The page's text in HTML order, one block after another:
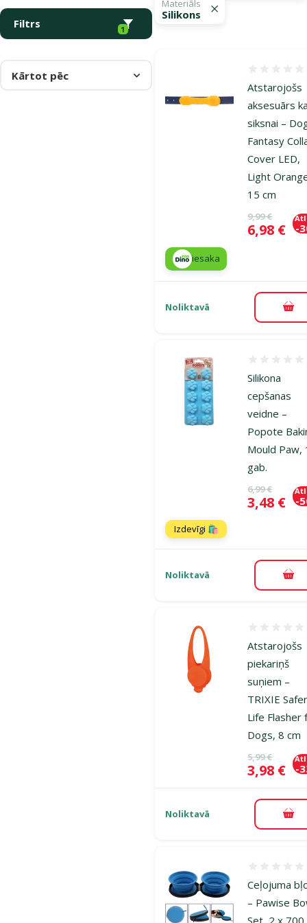
Filtrs 1
Materiāls
Silikons
Kārtot pēc
Atstarojošs
aksesuārs
siksnai –
Fantasy
Cover LED,
Light
15 cm
Oriģinālā
9,99 €
Cena
6,98 € -
iesaka
Noliktavā
Silikona
cepšanas
veidne –
Popote
Mould Paw,
gab.
Oriģinālā
6,99 €
Cena
3,48 € -
Izdevīgi 🛍️
Noliktavā
Atstarojošs
piekariņš
suņiem –
TRIXIE
Life Flasher
Dogs, 8 cm
Oriģinālā
5,99 €
Cena
3,98 € -
Noliktavā
Ceļojuma
– Pawise
Set, 2 x 700